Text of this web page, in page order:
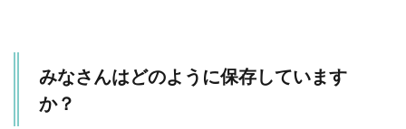
今時
はこ
んな
みなさんはどのように保存しています
か？